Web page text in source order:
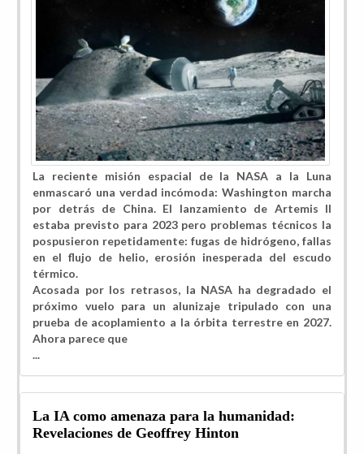
La reciente misión espacial de la NASA a la Luna
enmascaró una verdad incómoda: Washington marcha
por detrás de China. El lanzamiento de Artemis II
estaba previsto para 2023 pero problemas técnicos la
pospusieron repetidamente: fugas de hidrógeno, fallas
en el flujo de helio, erosión inesperada del escudo
térmico.
Acosada por los retrasos, la NASA ha degradado el
próximo vuelo para un alunizaje tripulado con una
prueba de acoplamiento a la órbita terrestre en 2027.
Ahora parece que
...
La IA como amenaza para la humanidad:
Revelaciones de Geoffrey Hinton